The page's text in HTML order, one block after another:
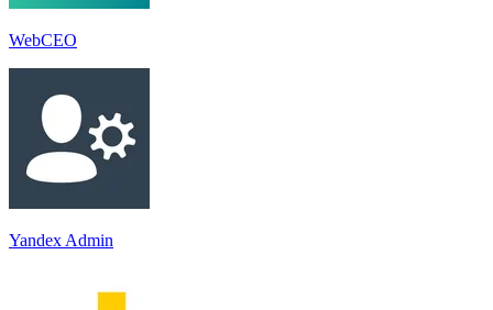
WebCEO
Yandex Admin